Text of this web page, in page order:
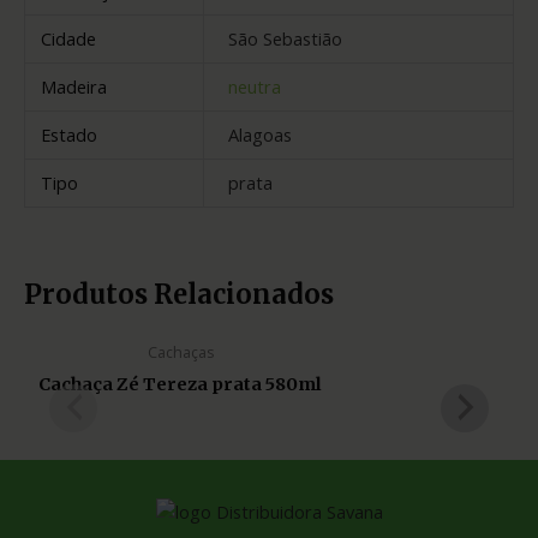
Cidade
São Sebastião
Madeira
neutra
Estado
Alagoas
Tipo
prata
Produtos Relacionados
Cachaças
Cachaça Zé Tereza prata 580ml